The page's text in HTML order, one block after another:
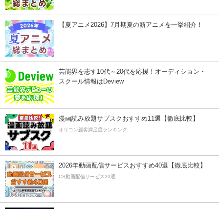
【夏アニメ2026】7月期夏の新アニメを一挙紹介！
芸能界を志す10代～20代を応援！オーディション・
スクール情報はDeview
漫画読み放題サブスクおすすめ11選【徹底比較】
オリコン顧客満足度ランキング
2026年動画配信サービスおすすめ40選【徹底比較】
CS動画配信サービス20選